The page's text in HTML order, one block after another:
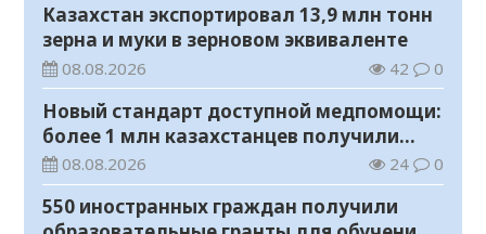
Казахстан экспортировал 13,9 млн тонн
зерна и муки в зерновом эквиваленте
08.08.2026 42 0
Новый стандарт доступной медпомощи:
более 1 млн казахстанцев получили
телемедицинские услуги
08.08.2026 24 0
550 иностранных граждан получили